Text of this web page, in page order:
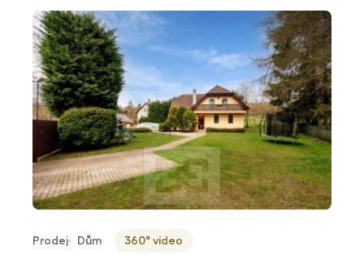
Typ nabídky
Prodej
Typ nemovitosti
Dům
Virtuální prohlídka
360° video